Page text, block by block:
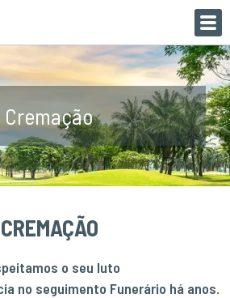
Cremação
CREMAÇÃO
o seu luto
no seguimento Funerário há anos.